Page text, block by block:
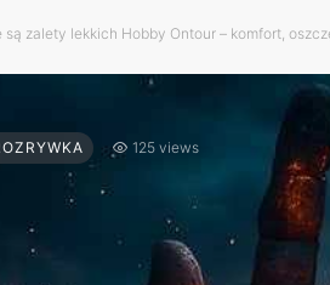
są zalety lekkich Hobby Ontour – komfort,
125 views